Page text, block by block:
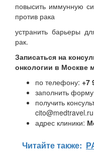
повысить иммунную
против рака
устранить барьеры
рак.
Записаться на
онкологии в Москве
по телефону: +7
заполнить
получить
cito@medtravel.ru
адрес клиники:
Читайте также: